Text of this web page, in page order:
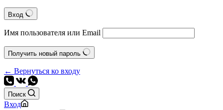
Вход
Имя пользователя или Email
Получить новый пароль
← Вернуться ко входу
Поиск
Вход